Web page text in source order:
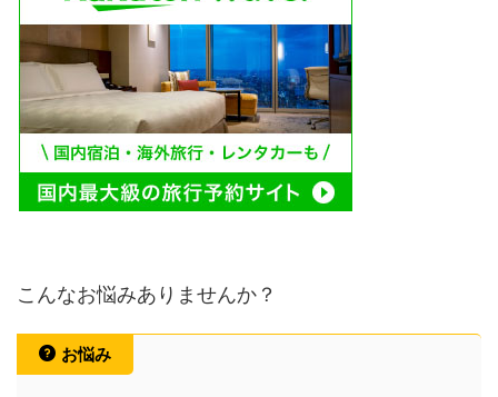
こんなお悩みありませんか？
お悩み